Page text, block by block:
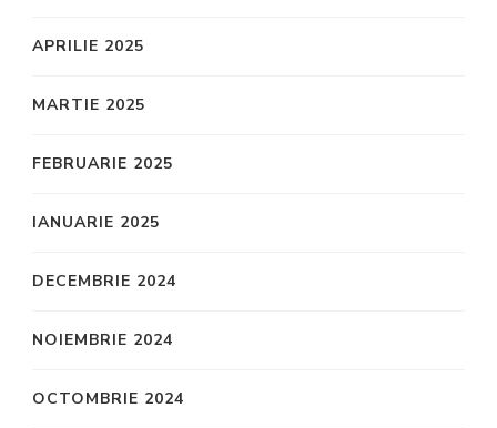
APRILIE 2025
MARTIE 2025
FEBRUARIE 2025
IANUARIE 2025
DECEMBRIE 2024
NOIEMBRIE 2024
OCTOMBRIE 2024